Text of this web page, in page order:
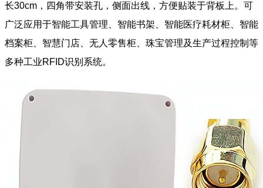
长30cm，四角带安装孔，侧面出线，方便贴装于背板上。可
广泛应用于智能工具管理、智能书架、智能医疗耗材柜、智能
档案柜、智慧门店、无人零售柜、珠宝管理及生产过程控制等
多种工业RFID识别系统。